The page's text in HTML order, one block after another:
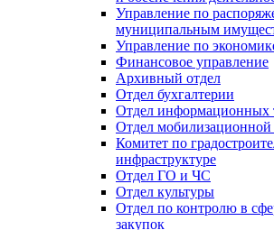
Управление по
муниципальным
Управление по
Финансовое управление
Архивный отдел
Отдел бухгалтерии
Отдел информационных
Отдел мобилизационной
Комитет по
инфраструктуре
Отдел ГО и ЧС
Отдел культуры
Отдел по контролю в
закупок